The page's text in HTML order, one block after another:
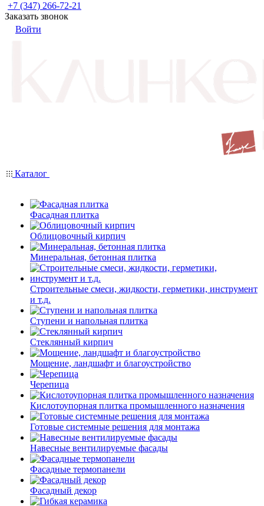
+7 (347) 266-72-21
Заказать звонок
Войти
Каталог
Фасадная плитка
Облицовочный кирпич
Минеральная, бетонная плитка
Строительные смеси, жидкости, герметики, инструмент
и т.д.
Ступени и напольная плитка
Cтеклянный кирпич
Мощение, ландшафт и благоустройство
Черепица
Кислотоупорная плитка промышленного назначения
Готовые системные решения для монтажа
Навесные вентилируемые фасады
Фасадные термопанели
Фасадный декор